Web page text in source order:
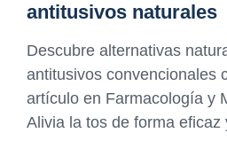
antitusivos naturales
Descubre alternativas
antitusivos convencionales
artículo en Farmacología y
Alivia la tos de forma eficaz